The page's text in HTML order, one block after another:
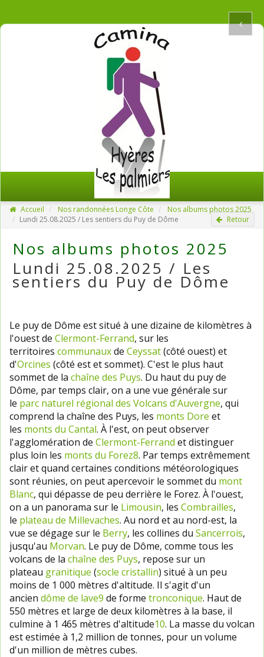
Accueil Nos randonnées Longe Côte
Nos albums photos 2025
Lundi 25.08.2025 / Les sentiers du Puy de Dôme
Retour
Nos albums photos 2025
Lundi 25.08.2025 / Les
sentiers du Puy de Dôme
Le puy de Dôme est situé à une dizaine de kilomètres à
l'ouest de Clermont-Ferrand, sur les
territoires communauxde Ceyssat(côté ouest) et
d'Orcines (côté est et sommet). C'est le plus haut
sommet de la chaîne des Puys. Du haut du puy de
Dôme, par temps clair, on a une vue générale sur
le parc naturel régional des Volcans d'Auvergne, qui
comprend la chaîne des Puys, les monts Dore et
les monts du Cantal. À l'est, on peut observer
l'agglomération de Clermont-Ferrand et distinguer
plus loin les monts du Forez8. Par temps extrêmement
clair et quand certaines conditions météorologiques
sont réunies, on peut apercevoir le sommet du mont
Blanc, qui dépasse de peu derrière le Forez. À l'ouest,
on a un panorama sur le Limousin, les Combrailles,
le plateau de Millevaches. Au nord et au nord-est, la
vue se dégage sur le Berry, les collines du Sancerrois,
jusqu'au Morvan. Le puy de Dôme, comme tous les
volcans de la chaîne des Puys, repose sur un
plateau granitique (socle cristallin) situé à un peu
moins de 1 000 mètres d'altitude. Il s'agit d'un
ancien dôme de lave9 de forme tronconique. Haut de
550 mètres et large de deux kilomètres à la base, il
culmine à 1 465 mètres d'altitude10. La masse du volcan
est estimée à 1,2 million de tonnes, pour un volume
d'un million de mètres cubes.